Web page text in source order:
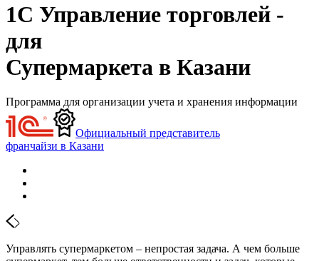
1С Управление торговлей -
для
Супермаркета в Казани
Программа для организации учета и хранения информации
Официальный представитель
франчайзи в Казани
Управлять супермаркетом – непростая задача. А чем больше